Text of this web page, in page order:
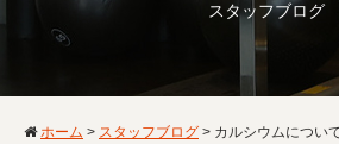
スタッフブログ
ホーム > スタッフブログ > カルシウムについ